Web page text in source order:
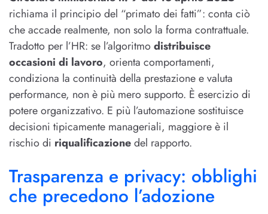
richiama il principio del “primato dei fatti”: conta ciò
che accade realmente, non solo la forma contrattuale.
Tradotto per l’HR: se l’algoritmodistribuisce
occasioni di lavoro, orienta comportamenti,
condiziona la continuità della prestazione e valuta
performance, non è più mero supporto. È esercizio di
potere organizzativo. E più l’automazione sostituisce
decisioni tipicamente manageriali, maggiore è il
rischio di riqualificazionedel rapporto.
Trasparenza e privacy: obblighi
che precedono l’adozione